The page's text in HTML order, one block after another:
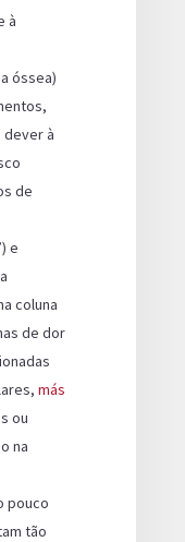
à
óssea)
dever à
de
e
coluna
de dor
más
ou
na
pouco
tão